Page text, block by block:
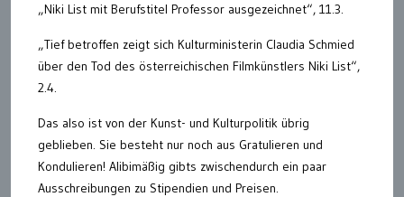
„Niki List mit Berufstitel Professor ausgezeichnet“, 11.3.
„Tief betroffen zeigt sich Kulturministerin Claudia Schmied
über den Tod des österreichischen Filmkünstlers Niki List“,
2.4.
Das also ist von der Kunst- und Kulturpolitik übrig
geblieben. Sie besteht nur noch aus Gratulieren und
Kondulieren! Alibimäßig gibts zwischendurch ein paar
Ausschreibungen zu Stipendien und Preisen.